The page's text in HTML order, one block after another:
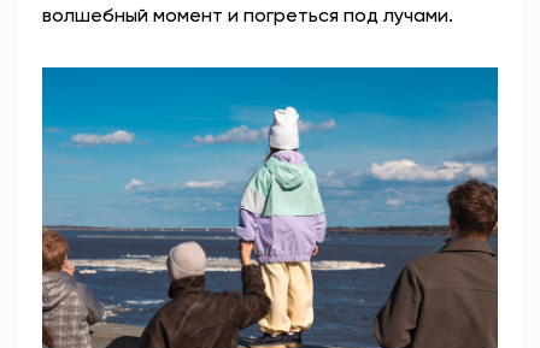
волшебный момент и погреться под лучами.